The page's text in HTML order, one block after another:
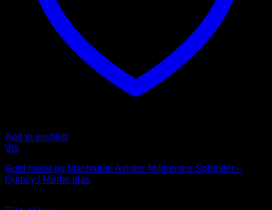
Add to wishlist
Vis
Guld metal og Manhattan Aviator-Millionaire Solbriller –
Quincy | Mørke glas